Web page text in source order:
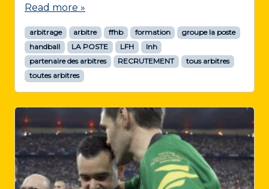
Read more »
arbitrage arbitre ffhb formation
groupe la poste
handball
LA POSTE LFH
lnh
partenaire des arbitres
RECRUTEMENT
tous arbitres
toutes arbitres